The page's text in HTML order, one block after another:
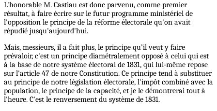
L'honorable M. Castiau est donc parvenu, comme premier
résultat, à faire écrire sur le futur programme ministériel de
l'opposition le principe de la réforme électorale qu'on avait
répudié jusqu'aujourd'hui.
Mais, messieurs, il a fait plus, le principe qu’il veut y faire
prévaloir, c'est un principe diamétralement opposé à celui qui est
à la base de notre système électoral de 1831, qui lui-même repose
sur l'article 47 de notre Constitution. Ce principe tend à substituer
au principe de notre législation électorale, l'impôt combiné avec la
population, le principe de la capacité, et je le démontrerai tout à
l'heure. C'est le renversement du système de 1831.